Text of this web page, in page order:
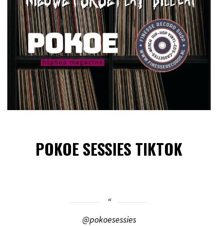
POKOE SESSIES TIKTOK
@pokoesessies